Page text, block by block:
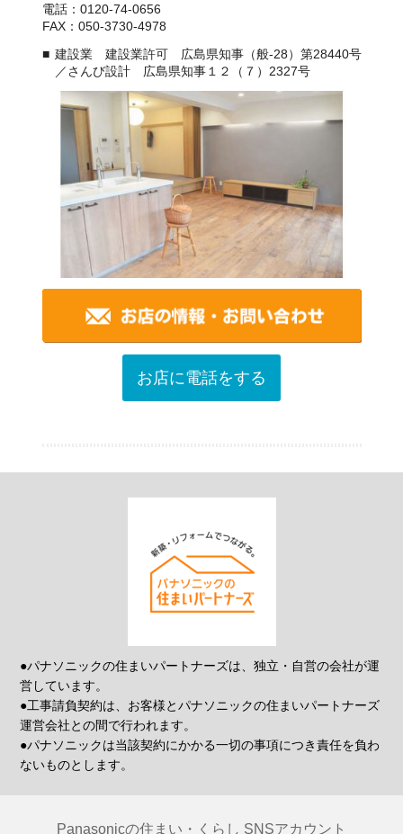
電話：0120-74-0656
FAX：050-3730-4978
建設業 建設業許可 広島県知事（般-28）第28440号
／さんび設計 広島県知事１２（７）2327号
お店に電話をする
●パナソニックの住まいパートナーズは、独立・自営の会社が運
営しています。
●工事請負契約は、お客様とパナソニックの住まいパートナーズ
運営会社との間で行われます。
●パナソニックは当該契約にかかる一切の事項につき責任を負わ
ないものとします。
Panasonicの住まい・くらし SNSアカウント